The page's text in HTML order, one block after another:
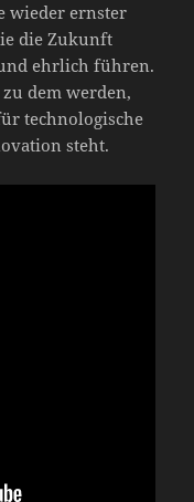
wieder ernster
die Zukunft
ehrlich führen.
dem werden,
technologische
steht.